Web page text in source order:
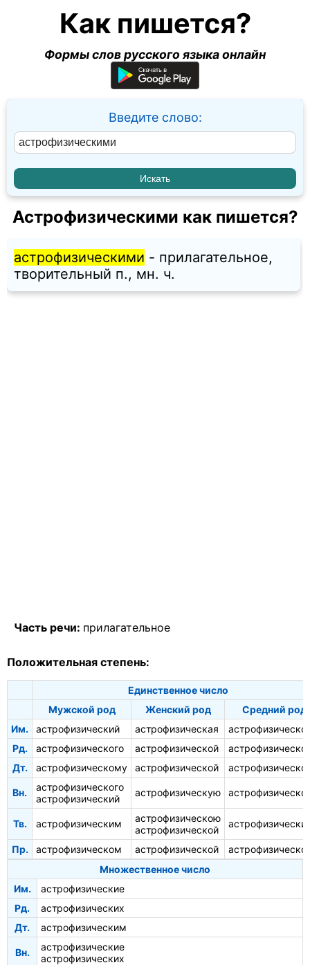
Как пишется?
Формы слов русского языка онлайн
Введите слово:
Астрофизическими как пишется?
астрофизическими - прилагательное,
творительный п., мн. ч.
Часть речи: прилагательное
Положительная степень:
Единственное число
Мужской род
Женский род
Средний род
Им.
астрофизический астрофизическая
Рд.
астрофизического астрофизической
Дт.
астрофизическому астрофизической
Вн.
астрофизического
астрофизический
астрофизическую
Тв. астрофизическим
астрофизическою
астрофизической
Пр. астрофизическом астрофизической
Множественное число
Им.
астрофизические
Рд.
астрофизических
Дт.
астрофизическим
Вн.
астрофизические
астрофизических